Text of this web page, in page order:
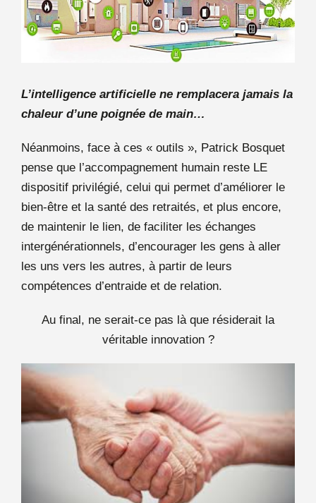
L’intelligence artificielle ne remplacera jamais la
chaleur d’une poignée de main…
Néanmoins, face à ces « outils », Patrick Bosquet
pense que l’accompagnement humain reste LE
dispositif privilégié, celui qui permet d’améliorer le
bien-être et la santé des retraités, et plus encore,
de maintenir le lien, de faciliter les échanges
intergénérationnels, d’encourager les gens à aller
les uns vers les autres, à partir de leurs
compétences d’entraide et de relation.
Au final, ne serait-ce pas là que résiderait la
véritable innovation ?